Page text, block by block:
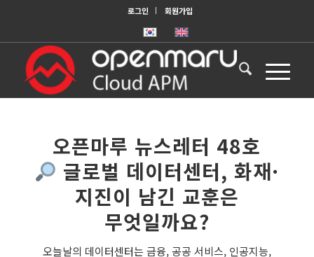
로그인 회원가입
오픈마루 뉴스레터 48호
글로벌 데이터센터, 화재·
지진이 남긴 교훈은
무엇일까요?
오늘날의 데이터센터는 금융, 공공 서비스, 인공지능,